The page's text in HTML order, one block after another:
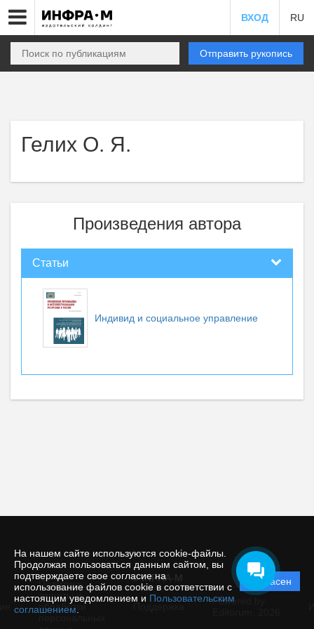
На нашем сайте используются cookie-файлы.
Продолжая пользоваться данным сайтом, вы
подтверждаете свое согласие на
использование файлов cookie в соответствии с
настоящим уведомлением и Пользовательским
соглашением
Согласен
ВХОД RU
Отправить рукопись
Гелих О. Я.
Произведения автора
Статьи
Индивид и социальное управление
© INFRA-M
Политика
защиты и
обработки
Powered by